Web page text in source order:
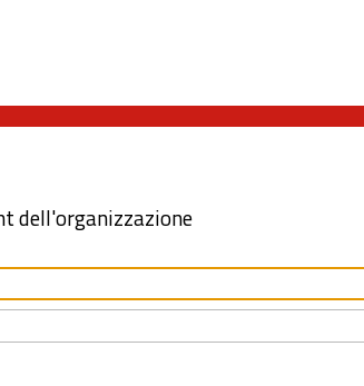
dell'organizzazione